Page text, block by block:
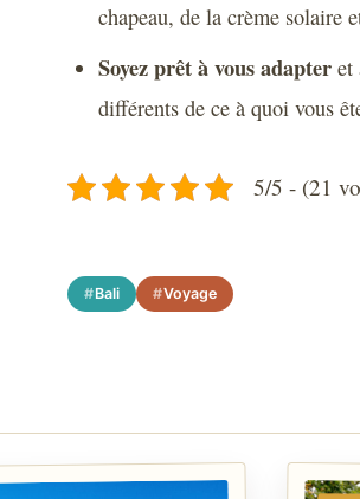
chapeau, de la crème solaire
Soyez prêt à vous adapteret
différents de ce à quoi vous
5/5 - (21
Bali Voyage